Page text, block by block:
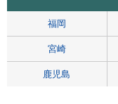
福岡
宮崎
鹿児島